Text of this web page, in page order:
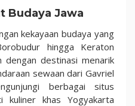
Budaya Jawa
kekayaan budaya yang
hingga Keraton
dengan destinasi menarik
sewaan dari Gavriel
berbagai situs
kuliner khas Yogyakarta